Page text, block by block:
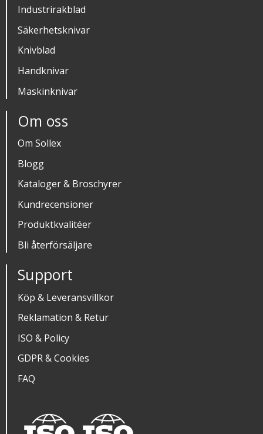
Industrirakblad
Säkerhetsknivar
Knivblad
Handknivar
Maskinknivar
Om oss
Om Sollex
Blogg
Kataloger & Broschyrer
Kundrecensioner
Produktkvalitéer
Bli återförsäljare
Support
Köp & Leveransvillkor
Reklamation & Retur
ISO & Policy
GDPR & Cookies
FAQ